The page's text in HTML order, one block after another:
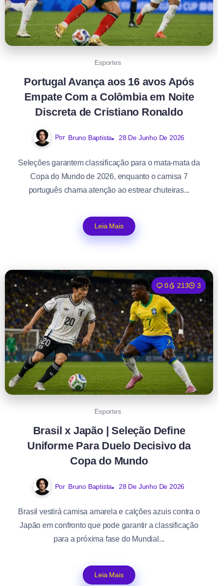
Esportes
Portugal Avança aos 16 avos Após
Empate Com a Colômbia em Noite
Discreta de Cristiano Ronaldo
Por Bruno Baptista 28 De Junho De 2026
Seleções garantem classificação para o mata-mata da
Copa do Mundo de 2026, enquanto o camisa 7
português chama atenção ao estrear chuteiras...
Leia Mais
0 213 3
Esportes
Brasil x Japão | Seleção Define
Uniforme Para Duelo Decisivo da
Copa do Mundo
Por Bruno Baptista 28 De Junho De 2026
Brasil vestirá camisa amarela e calções azuis contra o
Japão em confronto que pode garantir a classificação
para a próxima fase do Mundial...
Leia Mais